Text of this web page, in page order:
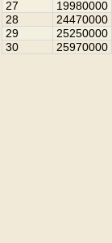
27
19980000
28
24470000
29
25250000
30
25970000